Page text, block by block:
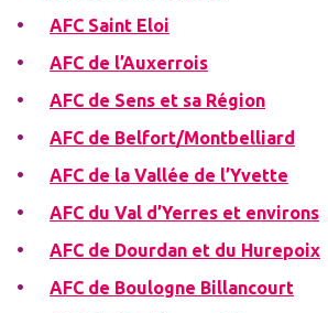
AFC Saint Eloi
AFC de l’Auxerrois
AFC de Sens et sa Région
AFC de Belfort/Montbelliard
AFC de la Vallée de l’Yvette
AFC du Val d’Yerres et environs
AFC de Dourdan et du Hurepoix
AFC de Boulogne Billancourt